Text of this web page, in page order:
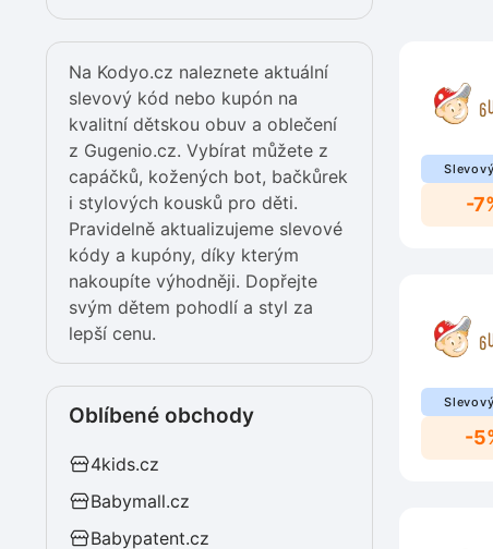
Na Kodyo.cz naleznete aktuální
slevový kód nebo kupón na
kvalitní dětskou obuv a oblečení
z Gugenio.cz. Vybírat můžete z
capáčků, kožených bot, bačkůrek
i stylových kousků pro děti.
Pravidelně aktualizujeme slevové
kódy a kupóny, díky kterým
nakoupíte výhodněji. Dopřejte
svým dětem pohodlí a styl za
lepší cenu.
Oblíbené obchody
4kids.cz
Babymall.cz
Babypatent.cz
-
-